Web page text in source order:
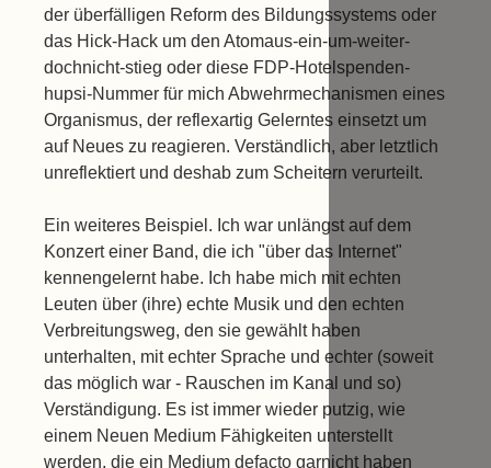
der überfälligen Reform des Bildungssystems oder
das Hick-Hack um den Atomaus-ein-um-weiter-
dochnicht-stieg oder diese FDP-Hotelspenden-
hupsi-Nummer für mich Abwehrmechanismen eines
Organismus, der reflexartig Gelerntes einsetzt um
auf Neues zu reagieren. Verständlich, aber letztlich
unreflektiert und deshab zum Scheitern verurteilt.
Ein weiteres Beispiel. Ich war unlängst auf dem
Konzert einer Band, die ich "über das Internet"
kennengelernt habe. Ich habe mich mit echten
Leuten über (ihre) echte Musik und den echten
Verbreitungsweg, den sie gewählt haben
unterhalten, mit echter Sprache und echter (soweit
das möglich war - Rauschen im Kanal und so)
Verständigung. Es ist immer wieder putzig, wie
einem Neuen Medium Fähigkeiten unterstellt
werden, die ein Medium defacto garnicht haben